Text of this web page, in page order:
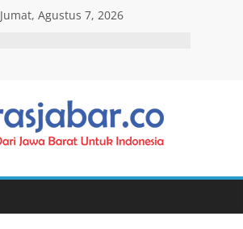
Jumat, Agustus 7, 2026